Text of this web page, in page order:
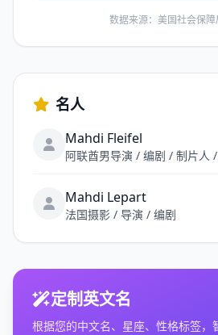
数据来源：美国社会保障
名人
Mahdi Fleifel
阿联酋男导演 / 编剧 / 制片人
Mahdi Lepart
法国摄影 / 导演 / 编剧
定制英文名
根据您的中文名、星座、性格标签，